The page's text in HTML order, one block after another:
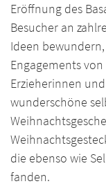
Eröffnung des
Besucher an
Ideen
Engagements
Erzieherinnen
wunderschöne
die ebenso wie
fanden.